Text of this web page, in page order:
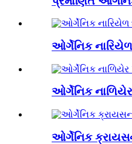
ઓર્ગેનિક
ઓર્ગેનિક નાળિયેર
ઓર્ગેનિક